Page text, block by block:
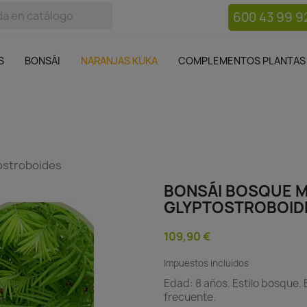
600 43 99
BONSÁI NARANJAS KUKA COMPLEMENTOS PLANTAS
Complementos plantas
BONSÁI BOSQUE
109,90 €
Impuestos incluidos
Edad: 8 años. Estilo
frecuente.